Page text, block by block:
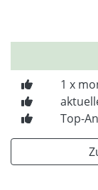
1 x
Top-